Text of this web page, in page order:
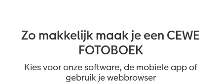
Zo makkelijk maak je een CEWE
FOTOBOEK
Kies voor onze software, de mobiele app of
gebruik je webbrowser